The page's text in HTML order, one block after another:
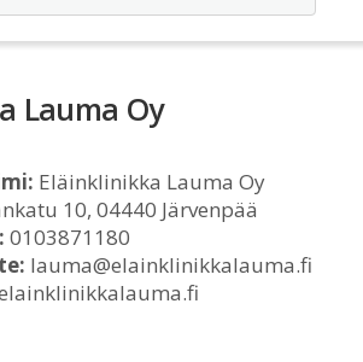
Lauma Oy
Eläinklinikka Lauma Oy
10, 04440 Järvenpää
0103871180
lauma@elainklinikkalauma.fi